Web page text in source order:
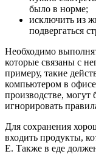
было в норме;
исключить из
подвергаться
Необходимо
которые связаны с
примеру, такие
компьютером в
производстве, могут
игнорировать
Для сохранения
входить продукты,
E. Также в еде